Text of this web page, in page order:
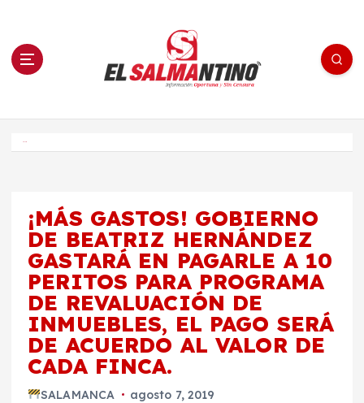
n El Salmantino - medios/noticias/editorial
¡MÁS GASTOS! GOBIERNO
DE BEATRIZ HERNÁNDEZ
GASTARÁ EN PAGARLE A 10
PERITOS PARA PROGRAMA
DE REVALUACIÓN DE
INMUEBLES, EL PAGO SERÁ
DE ACUERDO AL VALOR DE
CADA FINCA.
SALAMANCA agosto 7, 2019